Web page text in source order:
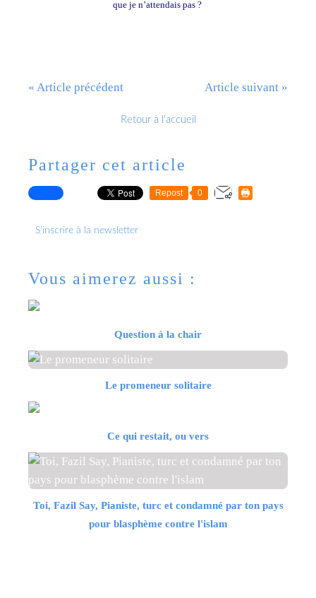
que je n’attendais pas ?
« Article précédent Article suivant »
Retour à l'accueil
Partager cet article
Repost 0
S'inscrire à la newsletter
Vous aimerez aussi :
Question à la chair
Le promeneur solitaire
Ce qui restait, ou vers
Toi, Fazil Say, Pianiste, turc et condamné par ton pays
pour blasphème contre l'islam